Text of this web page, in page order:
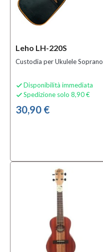
(2)
Mezzanota
| Valdagno
Categoria
(1)
Custodie
Leho LH-220S
Custodia per Ukulele Soprano
 Disponibilità immediata
 Spedizione solo 8,90 €
30,90 €